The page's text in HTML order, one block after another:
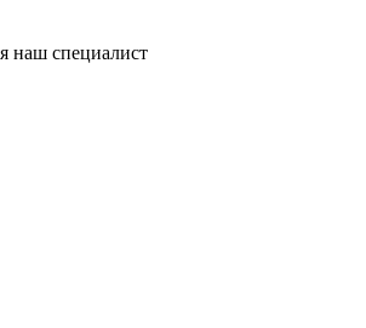
наш специалист